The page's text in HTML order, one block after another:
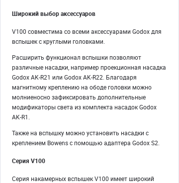
Широкий выбор аксессуаров
V100 совместима со всеми аксессуарами Godox для
вспышек с круглыми головками.
Расширить функционал вспышки позволяют
различные насадки, например проекционная насадка
Godox AK-R21 или Godox AK-R22. Благодаря
магнитному креплению на ободе головки можно
молниеносно зафиксировать дополнительные
модификаторы света из комплекта насадок Godox
AK-R1.
Также на вспышку можно установить насадки с
креплением Bowens с помощью адаптера Godox S2.
Серия V100
Серия накамерных вспышек V100 имеет широкий